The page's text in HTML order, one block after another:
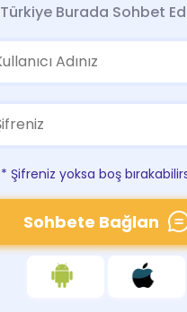
Türkiye Burada Sohbet
* Şifreniz yoksa boş
Sohbete Bağlan